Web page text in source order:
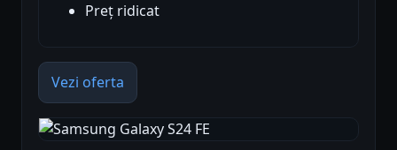
Preț ridicat
Vezi oferta